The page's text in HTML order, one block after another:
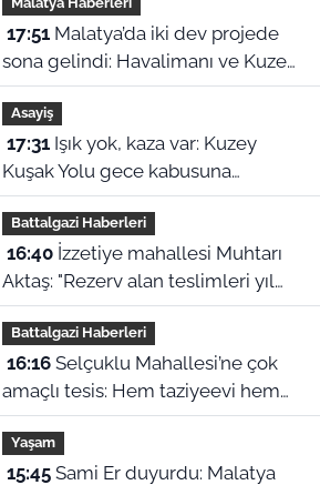
Anlaşması!
17:51Malatya’da iki dev projede
sona gelindi: Havalimanı ve Kuzey
Çevre Yolu için açılış tarihleri ilan
edildi
Asayiş
17:31Işık yok, kaza var: Kuzey
Kuşak Yolu gece kabusuna
dönüştü!
Battalgazi Haberleri
16:40İzzetiye mahallesi Muhtarı
Aktaş: "Rezerv alan teslimleri yıl
sonunu bulur"
Battalgazi Haberleri
16:16Selçuklu Mahallesi’ne çok
amaçlı tesis: Hem taziyeevi hem
kültür merkezi
Yaşam
15:45Sami Er duyurdu: Malatya